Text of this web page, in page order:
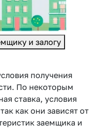
и залогу
получения
По некоторым
ставка, условия
как они зависят от
заемщика и